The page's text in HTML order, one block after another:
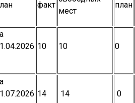
факт
мест
план
10 10 0
14 14 0